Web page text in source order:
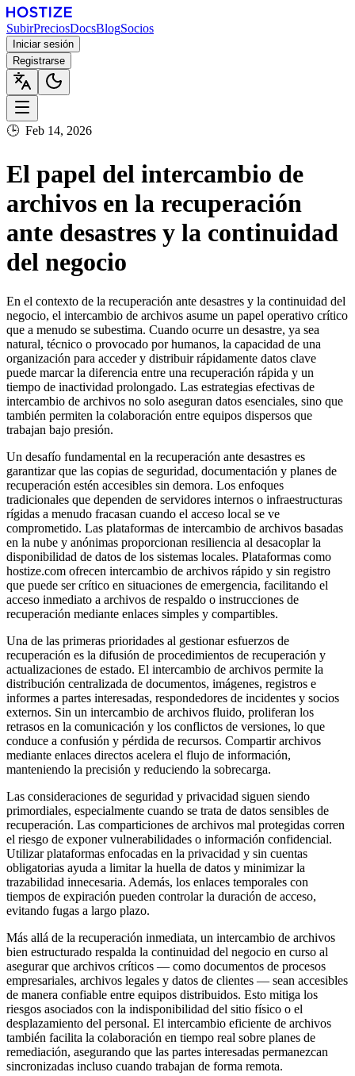
SubirPreciosDocsBlogSocios
Iniciar sesión
Registrarse
🕒 Feb 14, 2026
El papel del intercambio de
archivos en la recuperación
ante desastres y la continuidad
del negocio
En el contexto de la recuperación ante desastres y la continuidad del
negocio, el intercambio de archivos asume un papel operativo crítico
que a menudo se subestima. Cuando ocurre un desastre, ya sea
natural, técnico o provocado por humanos, la capacidad de una
organización para acceder y distribuir rápidamente datos clave
puede marcar la diferencia entre una recuperación rápida y un
tiempo de inactividad prolongado. Las estrategias efectivas de
intercambio de archivos no solo aseguran datos esenciales, sino que
también permiten la colaboración entre equipos dispersos que
trabajan bajo presión.
Un desafío fundamental en la recuperación ante desastres es
garantizar que las copias de seguridad, documentación y planes de
recuperación estén accesibles sin demora. Los enfoques
tradicionales que dependen de servidores internos o infraestructuras
rígidas a menudo fracasan cuando el acceso local se ve
comprometido. Las plataformas de intercambio de archivos basadas
en la nube y anónimas proporcionan resiliencia al desacoplar la
disponibilidad de datos de los sistemas locales. Plataformas como
hostize.com ofrecen intercambio de archivos rápido y sin registro
que puede ser crítico en situaciones de emergencia, facilitando el
acceso inmediato a archivos de respaldo o instrucciones de
recuperación mediante enlaces simples y compartibles.
Una de las primeras prioridades al gestionar esfuerzos de
recuperación es la difusión de procedimientos de recuperación y
actualizaciones de estado. El intercambio de archivos permite la
distribución centralizada de documentos, imágenes, registros e
informes a partes interesadas, respondedores de incidentes y socios
externos. Sin un intercambio de archivos fluido, proliferan los
retrasos en la comunicación y los conflictos de versiones, lo que
conduce a confusión y pérdida de recursos. Compartir archivos
mediante enlaces directos acelera el flujo de información,
manteniendo la precisión y reduciendo la sobrecarga.
Las consideraciones de seguridad y privacidad siguen siendo
primordiales, especialmente cuando se trata de datos sensibles de
recuperación. Las comparticiones de archivos mal protegidas corren
el riesgo de exponer vulnerabilidades o información confidencial.
Utilizar plataformas enfocadas en la privacidad y sin cuentas
obligatorias ayuda a limitar la huella de datos y minimizar la
trazabilidad innecesaria. Además, los enlaces temporales con
tiempos de expiración pueden controlar la duración de acceso,
evitando fugas a largo plazo.
Más allá de la recuperación inmediata, un intercambio de archivos
bien estructurado respalda la continuidad del negocio en curso al
asegurar que archivos críticos — como documentos de procesos
empresariales, archivos legales y datos de clientes — sean accesibles
de manera confiable entre equipos distribuidos. Esto mitiga los
riesgos asociados con la indisponibilidad del sitio físico o el
desplazamiento del personal. El intercambio eficiente de archivos
también facilita la colaboración en tiempo real sobre planes de
remediación, asegurando que las partes interesadas permanezcan
sincronizadas incluso cuando trabajan de forma remota.